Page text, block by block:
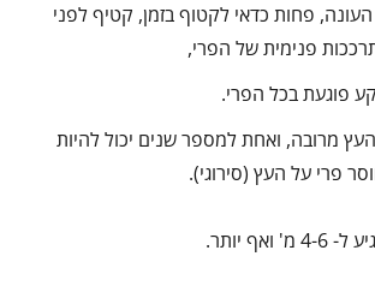
פחות כדאי לקטוף בזמן, קטיף לפני
פנימית של הפרי,
פוגעת בכל הפרי.
מרובה, ואחת למספר שנים יכול להיות
פרי על העץ (סירוגי).
יותר.